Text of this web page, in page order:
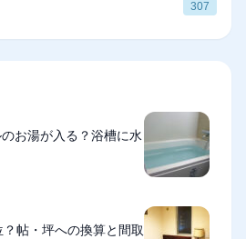
307
お湯が入る？浴槽に水
帖・坪への換算と間取